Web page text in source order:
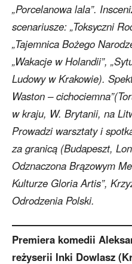
„Porcelanowa lala”.
scenariusze: „Toksyczni
„Tajemnica Bożego
„Wakacje w Holandii”,
Ludowy w Krakowie).
Waston –
w kraju, W. Brytanii, na
Prowadzi warsztaty i
za granicą (Budapeszt,
Odznaczona Brązowym
Kulturze Gloria Artis”,
Odrodzenia Polski.
Premiera komedii
reżyserii Inki Dowlasz